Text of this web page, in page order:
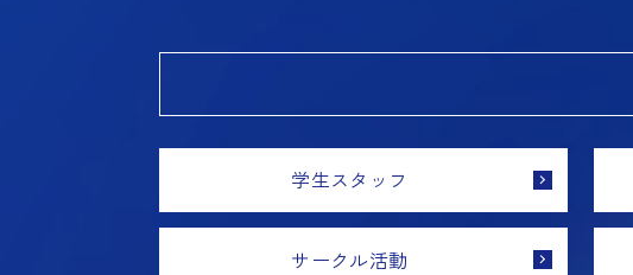
学生スタッフ
サークル活動